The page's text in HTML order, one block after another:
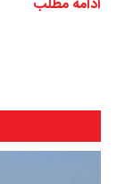
ادامه مطلب